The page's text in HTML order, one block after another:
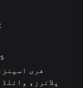
فری
پلائرز،